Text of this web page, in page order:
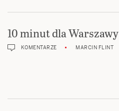
10 minut dla Warszawy
KOMENTARZE MARCIN FLINT